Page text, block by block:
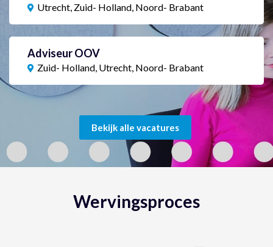
Utrecht, Zuid- Holland, Noord- Brabant
Adviseur OOV
Zuid- Holland, Utrecht, Noord- Brabant
Bekijk alle vacatures
Wervingsproces